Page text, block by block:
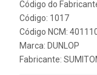
Código do
Código: 1017
Código NCM:
Marca: DUNLOP
Fabricante: